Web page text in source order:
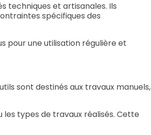
techniques et artisanales. Ils
spécifiques des
pour une utilisation régulière et
sont destinés aux travaux manuels,
les types de travaux réalisés. Cette